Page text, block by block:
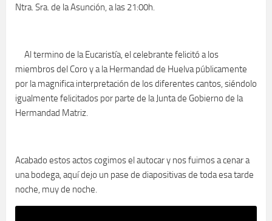
Ntra. Sra. de la Asunción, a las 21:00h.
Al termino de la Eucaristía, el celebrante felicitó a los
miembros del Coro y a la Hermandad de Huelva públicamente
por la magnifica interpretación de los diferentes cantos, siéndolo
igualmente felicitados por parte de la Junta de Gobierno de la
Hermandad Matriz.
Acabado estos actos cogimos el autocar y nos fuimos a cenar a
una bodega, aquí dejo un pase de diapositivas de toda esa tarde
noche, muy de noche.